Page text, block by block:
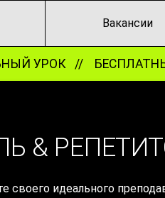
Вакансии
УРОК //
&
идеального